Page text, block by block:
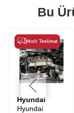
Bu
Hızlı Teslimat
Hyundai
Hyundai